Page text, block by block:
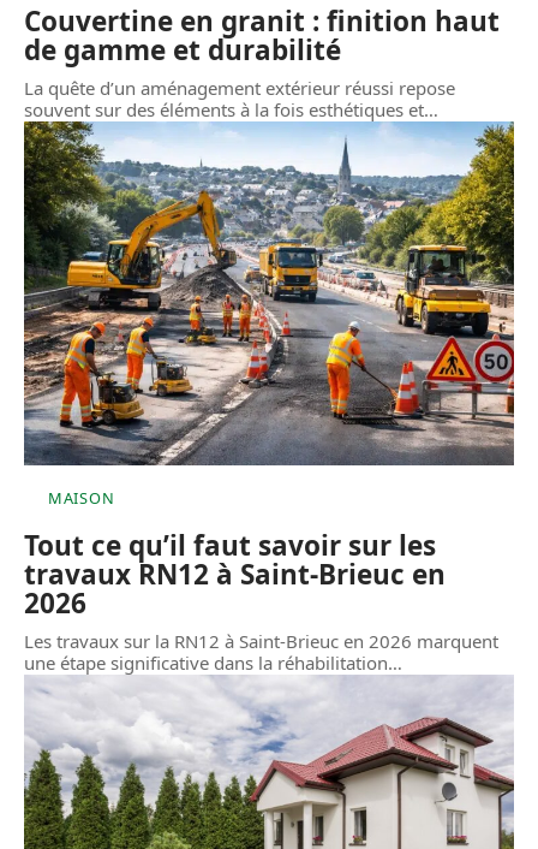
Couvertine en granit : finition haut
de gamme et durabilité
La quête d’un aménagement extérieur réussi repose
souvent sur des éléments à la fois esthétiques et…
MAISON
Tout ce qu’il faut savoir sur les
travaux RN12 à Saint-Brieuc en
2026
Les travaux sur la RN12 à Saint-Brieuc en 2026 marquent
une étape significative dans la réhabilitation…